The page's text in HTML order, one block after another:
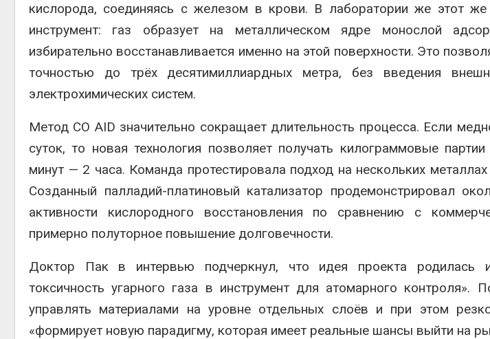
кислорода, соединяясь с железом в крови. В лаборатории же этот
инструмент: газ образует на металлическом ядре монослой
избирательно восстанавливается именно на этой поверхности. Это
точностью до трёх десятимиллиардных метра, без введения
электрохимических систем.
Метод CO AID значительно сокращает длительность процесса. Если
суток, то новая технология позволяет получать килограммовые
минут — 2 часа. Команда протестировала подход на нескольких
Созданный палладий-платиновый катализатор продемонстрировал
активности кислородного восстановления по сравнению с
примерно полуторное повышение долговечности.
Доктор Пак в интервью подчеркнул, что идея проекта родилась
токсичность угарного газа в инструмент для атомарного контроля».
управлять материалами на уровне отдельных слоёв и при этом
«формирует новую парадигму, которая имеет реальные шансы выйти на